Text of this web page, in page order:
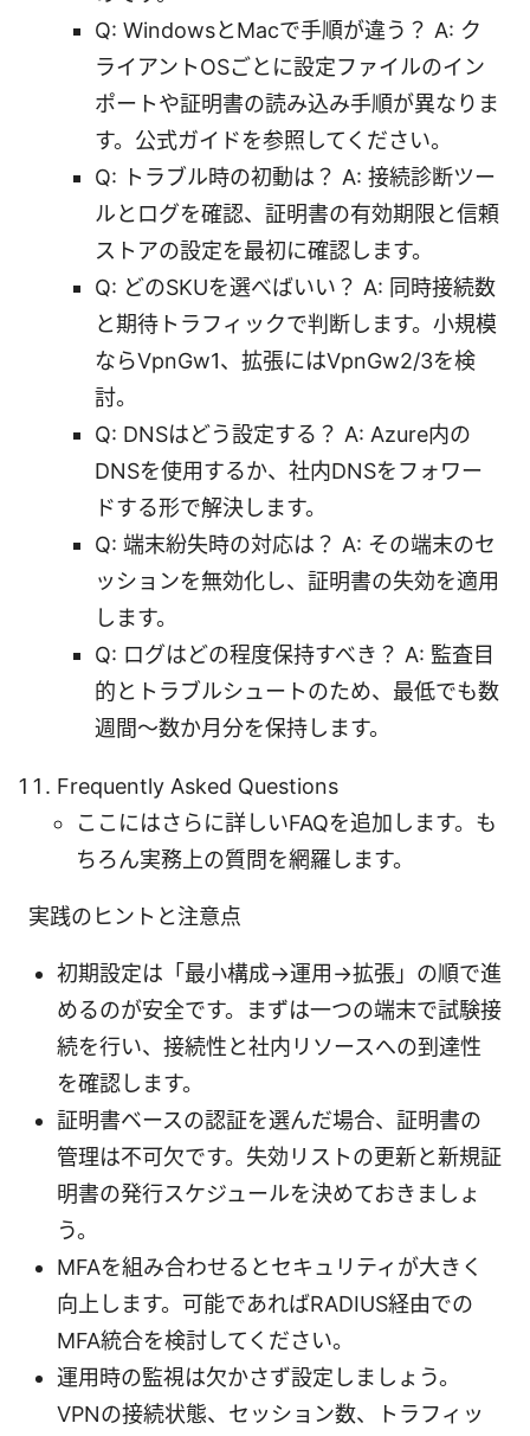
Q: WindowsとMacで手順が違う？ A: ク
ライアントOSごとに設定ファイルのイン
ポートや証明書の読み込み手順が異なりま
す。公式ガイドを参照してください。
Q: トラブル時の初動は？ A: 接続診断ツー
ルとログを確認、証明書の有効期限と信頼
ストアの設定を最初に確認します。
Q: どのSKUを選べばいい？ A: 同時接続数
と期待トラフィックで判断します。小規模
ならVpnGw1、拡張にはVpnGw2/3を検
討。
Q: DNSはどう設定する？ A: Azure内の
DNSを使用するか、社内DNSをフォワー
ドする形で解決します。
Q: 端末紛失時の対応は？ A: その端末のセ
ッションを無効化し、証明書の失効を適用
します。
Q: ログはどの程度保持すべき？ A: 監査目
的とトラブルシュートのため、最低でも数
週間〜数か月分を保持します。
Frequently Asked Questions
ここにはさらに詳しいFAQを追加します。も
ちろん実務上の質問を網羅します。
実践のヒントと注意点
初期設定は「最小構成→運用→拡張」の順で進
めるのが安全です。まずは一つの端末で試験接
続を行い、接続性と社内リソースへの到達性
を確認します。
証明書ベースの認証を選んだ場合、証明書の
管理は不可欠です。失効リストの更新と新規証
明書の発行スケジュールを決めておきましょ
う。
MFAを組み合わせるとセキュリティが大きく
向上します。可能であればRADIUS経由での
MFA統合を検討してください。
運用時の監視は欠かさず設定しましょう。
VPNの接続状態、セッション数、トラフィッ